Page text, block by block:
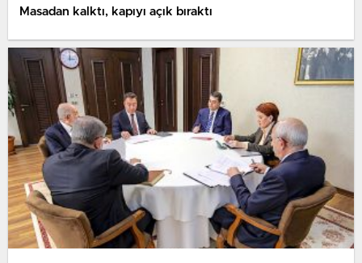
Masadan kalktı, kapıyı açık bıraktı